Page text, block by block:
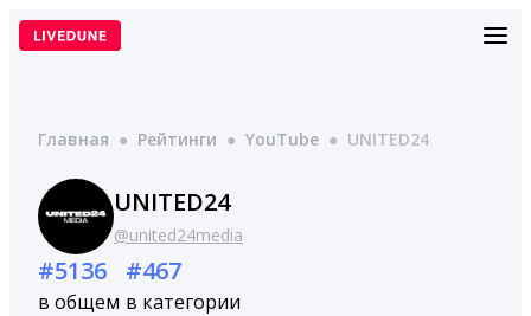
Перейти
Главная ● Рейтинги ● YouTube ● UNITED24
UNITED24
@united24media
#5136
в общем
#467
в категории